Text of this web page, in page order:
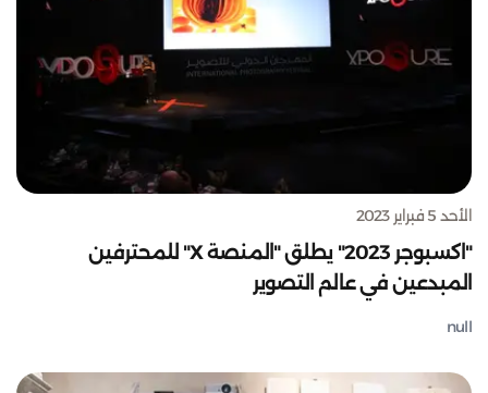
الأحد 5 فبراير 2023
"اكسبوجر 2023" يطلق "المنصة X" للمحترفين
المبدعين في عالم التصوير
null